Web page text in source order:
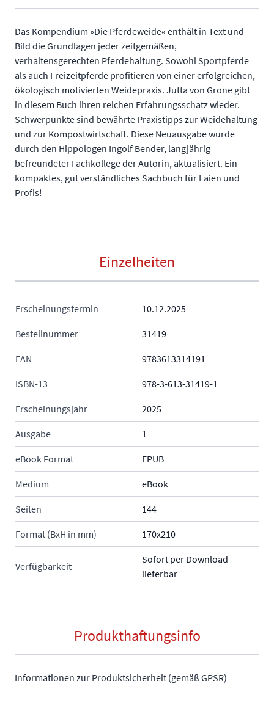
Das Kompendium »Die Pferdeweide« enthält in Text und
Bild die Grundlagen jeder zeitgemäßen,
verhaltensgerechten Pferdehaltung. Sowohl Sportpferde
als auch Freizeitpferde profitieren von einer erfolgreichen,
ökologisch motivierten Weidepraxis. Jutta von Grone gibt
in diesem Buch ihren reichen Erfahrungsschatz wieder.
Schwerpunkte sind bewährte Praxistipps zur Weidehaltung
und zur Kompostwirtschaft. Diese Neuausgabe wurde
durch den Hippologen Ingolf Bender, langjährig
befreundeter Fachkollege der Autorin, aktualisiert. Ein
kompaktes, gut verständliches Sachbuch für Laien und
Profis!
Einzelheiten
Erscheinungstermin 10.12.2025
Bestellnummer 31419
EAN 9783613314191
ISBN-13 978-3-613-31419-1
Erscheinungsjahr 2025
Ausgabe 1
eBook Format EPUB
Medium eBook
Seiten 144
Format (BxH in mm) 170x210
Verfügbarkeit
Sofort per Download
lieferbar
Produkthaftungsinfo
Informationen zur Produktsicherheit (gemäß GPSR)